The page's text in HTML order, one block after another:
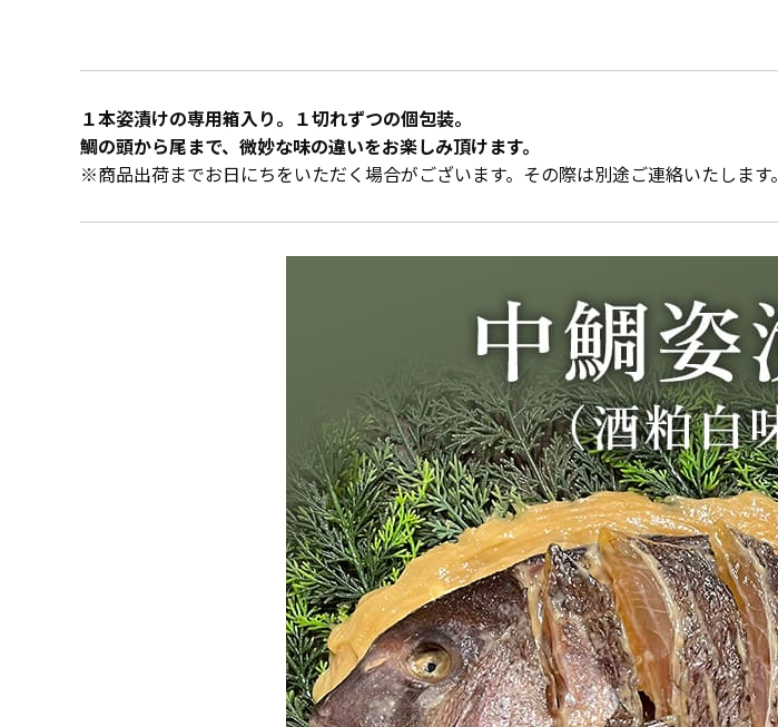
１本姿漬けの専用箱入り。１切れずつの個包装。
鯛の頭から尾まで、微妙な味の違いをお楽しみ頂けます。
※商品出荷までお日にちをいただく場合がございます。その際は別途ご連絡いたします。